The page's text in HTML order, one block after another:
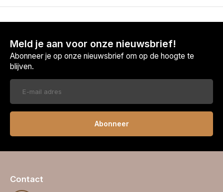
Meld je aan voor onze nieuwsbrief!
Abonneer je op onze nieuwsbrief om op de hoogte te
blijven.
Abonneer
Contact